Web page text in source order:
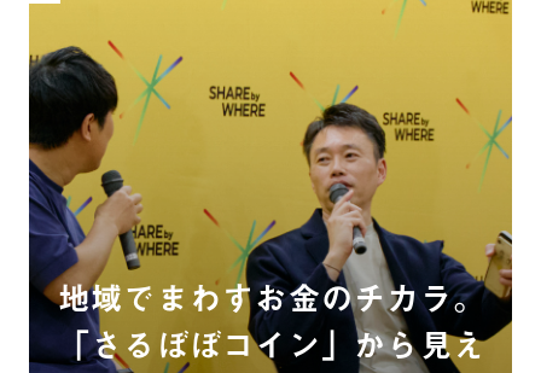
地域でまわすお金のチカラ。
「さるぼぼコイン」から見え